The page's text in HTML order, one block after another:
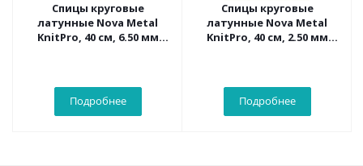
Спицы круговые
латунные Nova Metal
KnitPro, 40 см, 6.50 мм
Подробнее
Спицы круговые
латунные Nova Metal
KnitPro, 40 см, 2.50 мм
Подробнее